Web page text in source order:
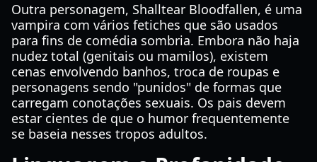
Outra personagem, Shalltear Bloodfallen, é uma
vampira com vários fetiches que são usados
para fins de comédia sombria. Embora não haja
nudez total (genitais ou mamilos), existem
cenas envolvendo banhos, troca de roupas e
personagens sendo "punidos" de formas que
carregam conotações sexuais. Os pais devem
estar cientes de que o humor frequentemente
se baseia nesses tropos adultos.